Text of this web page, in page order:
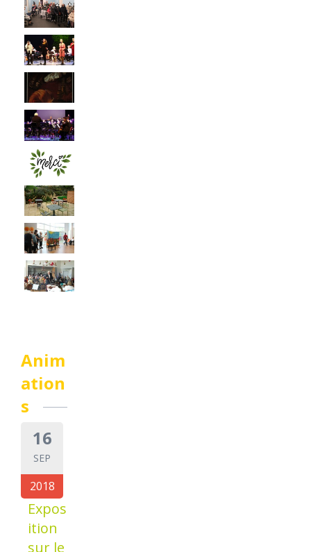
Anim
ation
s
16
SEP
2018
Expos
ition
sur le